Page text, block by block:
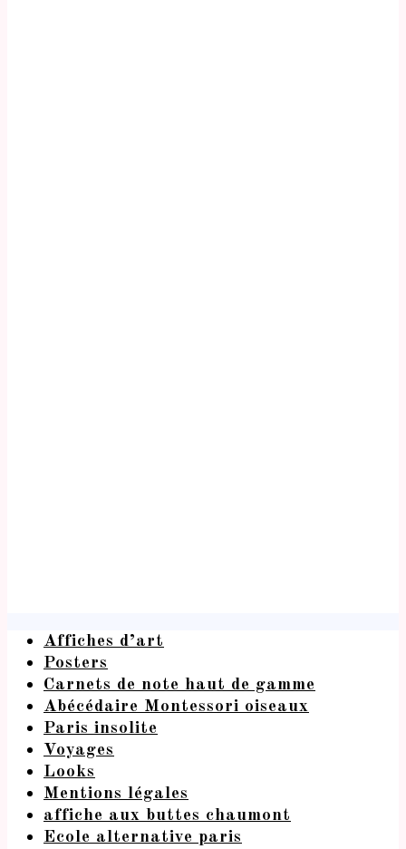
Affiches d’art
Posters
Carnets de note haut de gamme
Abécédaire Montessori oiseaux
Paris insolite
Voyages
Looks
Mentions légales
affiche aux buttes chaumont
Ecole alternative paris